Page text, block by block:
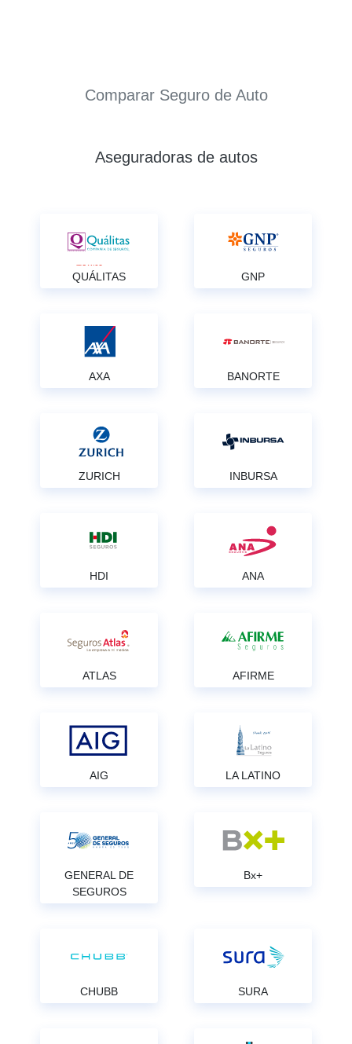
Comparar Seguro de Auto
Aseguradoras de autos
QUÁLITAS GNP
AXA BANORTE
ZURICH INBURSA
HDI ANA
ATLAS AFIRME
AIG LA LATINO
GENERAL DE
SEGUROS
Bx+
CHUBB SURA